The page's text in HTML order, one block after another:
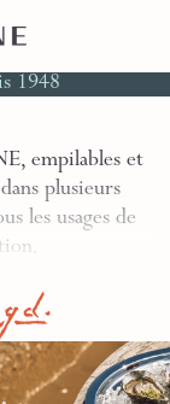
1948
empilables et
plusieurs
les usages de
Ronds